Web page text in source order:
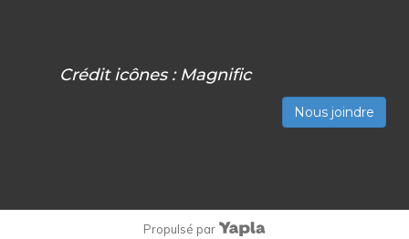
Crédit icônes : Magnific
Nous joindre
Propulsé par